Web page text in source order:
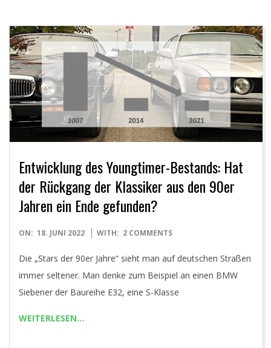
Entwicklung des Youngtimer-Bestands: Hat
der Rückgang der Klassiker aus den 90er
Jahren ein Ende gefunden?
2022-
18
ON: 18. JUNI 2022 WITH: 2 COMMENTS
Die „Stars der 90er Jahre“ sieht man auf deutschen Straßen
immer seltener. Man denke zum Beispiel an einen BMW
Siebener der Baureihe E32, eine S-Klasse
WEITERLESEN…